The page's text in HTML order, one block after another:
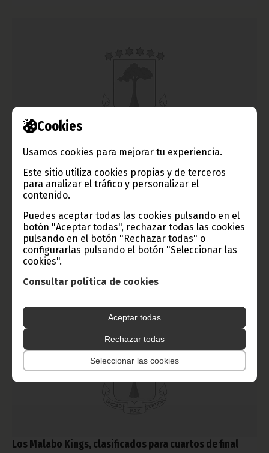
Cookies
Usamos cookies para mejorar tu experiencia.
Este sitio utiliza cookies propias y de terceros
para analizar el tráfico y personalizar el
contenido.
Puedes aceptar todas las cookies pulsando en el
botón "Aceptar todas", rechazar todas las cookies
pulsando en el botón "Rechazar todas" o
configurarlas pulsando el botón "Seleccionar las
cookies".
Consultar política de cookies
Aceptar todas
Rechazar todas
Seleccionar las cookies
Gaudencio Mohaba recibe al embajador de Santo Tomé
y Príncipe
diciembre 19, 2013
Mohaba Mesu, se encontró en su despacho de la sede de la
institución con el embajador de Santo Tomé y Príncipe
acreditado en Guinea Ecuatorial, Homero Salvaterra, el martes
17 de diciembre.
Noticias
Los Malabo Kings, clasificados para cuartos de final